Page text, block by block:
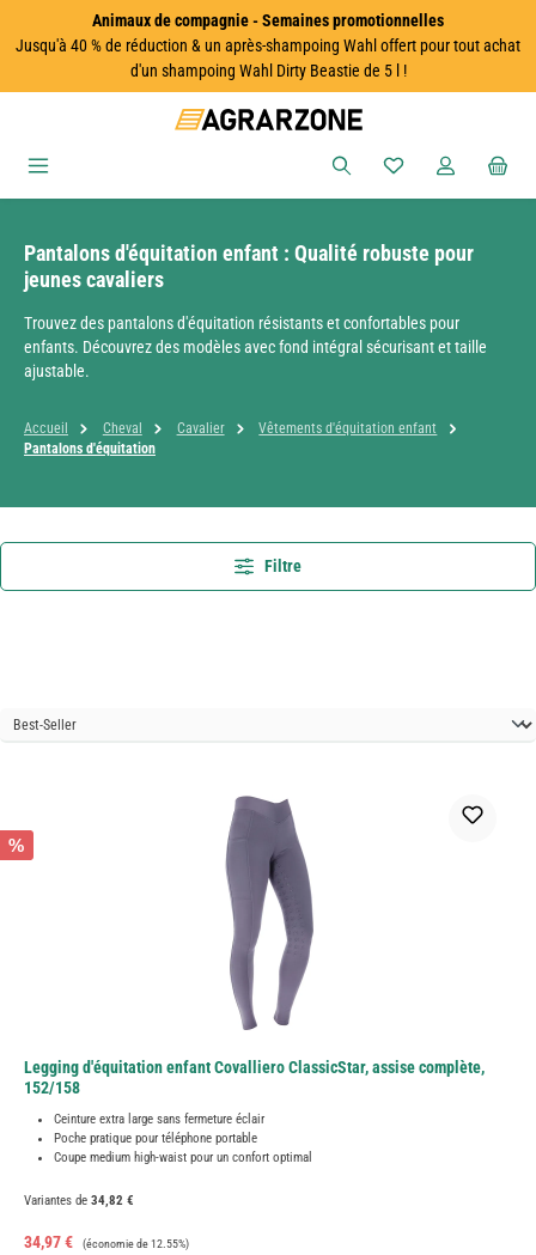
Passer au contenu principalAnimaux de compagnie - Semaines promotionnelles
Jusqu'à 40 % de réduction & un après-shampoing Wahl offert pour tout achat
d'un shampoing Wahl Dirty Beastie de 5 l !
Vous avez 0
Pantalons d'équitation enfant : Qualité robuste pour
jeunes cavaliers
Trouvez des pantalons d'équitation résistants et confortables pour
enfants. Découvrez des modèles avec fond intégral sécurisant et taille
ajustable.
Accueil Cheval Cavalier
Vêtements d'équitation enfant
Pantalons d'équitation
Filtre
%
Legging d'équitation enfant Covalliero ClassicStar, assise complète,
152/158
Ceinture extra large sans fermeture éclair
Poche pratique pour téléphone portable
Coupe medium high-waist pour un confort optimal
Variantes de 34,82 €
Prix de vente :
34,97 € Prix régulier :
(économie de 12.55%)